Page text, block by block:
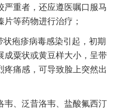
严重者，还应遵医嘱口服马
等药物进行治疗；
疱疹病毒感染引起，初期
成粟状或黄豆样大小，呈带
疼痛感，可导致脸上突然出
韦、泛昔洛韦、盐酸氟西汀